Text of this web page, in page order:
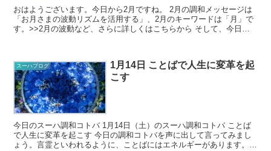
おはようございます。今日から2月ですね。 2月の調和メッセージは
「お月さまの波動リズムを活用する」、2月のキーワードは「月」で
す。>>2月の波動など、さらに詳しくはこちらから そして、今日の
スーハブログ
1月14日 ことばで人生に変革を起
こす
今日のスーハ調和コトバ 1月14日（土）のスーハ調和コトバ ことば
で人生に変革を起こす 今日の調和コトバを声に出して言ってみまし
ょう。言霊といわれるように、ことばにはエネルギーがあります。調